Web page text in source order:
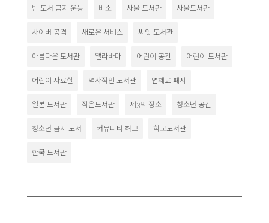
반 도서 금지 운동 비소 사물 도서관 사물도서관
사이버 공격 새로운 서비스 씨앗 도서관
아름다운 도서관 앨라바마 어린이 공간 어린이 도서관
어린이 자료실 역사적인 도서관 연체료 폐지
일본 도서관 작은도서관 제3의 장소 청소년 공간
청소년 금지 도서 커뮤니티 허브 학교도서관
한국 도서관